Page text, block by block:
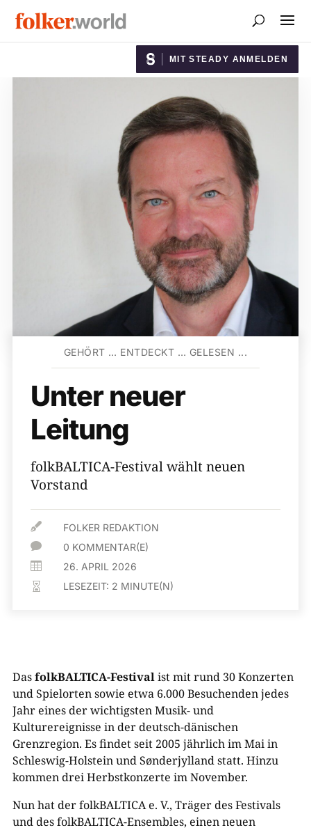
MIT STEADY ANMELDEN
GEHÖRT … ENTDECKT … GELESEN ...
Unter neuer
Leitung
folkBALTICA-Festival wählt neuen
Vorstand
 FOLKER REDAKTION
 0 KOMMENTAR(E)
 26. APRIL 2026
 LESEZEIT: 2 MINUTE(N)
DasfolkBALTICA-Festivalist mit rund 30 Konzerten
und Spielorten sowie etwa 6.000 Besuchenden jedes
Jahr eines der wichtigsten Musik- und
Kulturereignisse in der deutsch-dänischen
Grenzregion. Es findet seit 2005 jährlich im Mai in
Schleswig-Holstein und Sønderjylland statt. Hinzu
kommen drei Herbstkonzerte im November.
Nun hat der folkBALTICA e. V., Träger des Festivals
und des folkBALTICA-Ensembles, einen neuen